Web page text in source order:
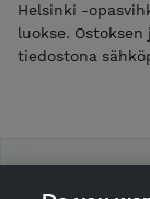
Helsinki -
luokse.
tiedostona
Punavuoressa.